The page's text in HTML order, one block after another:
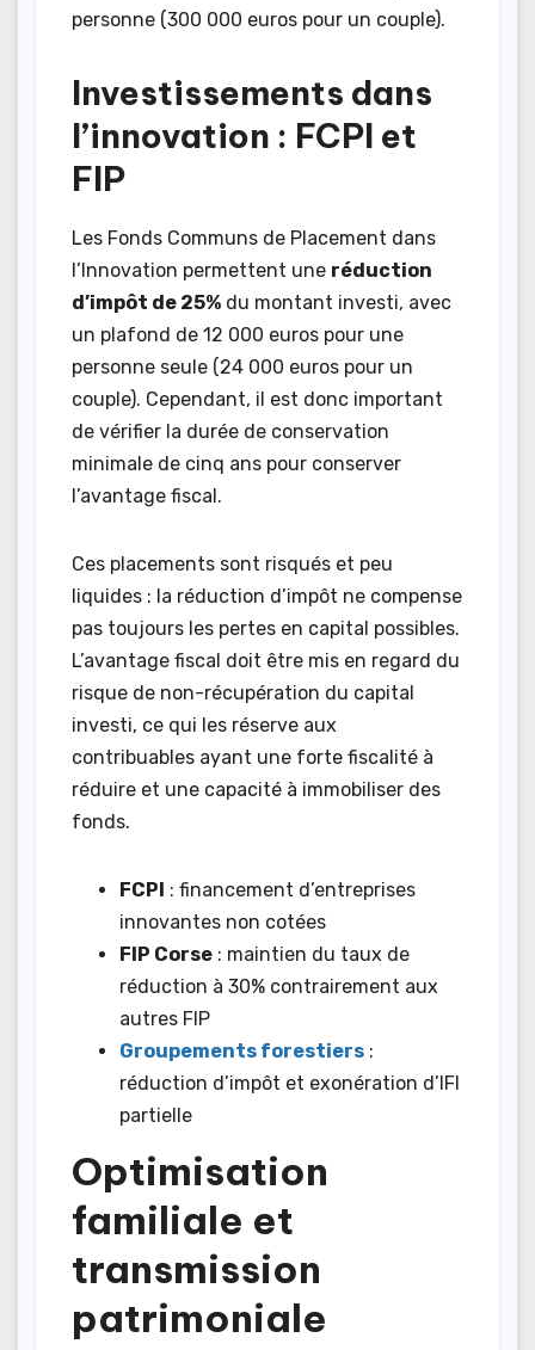
personne (300 000 euros pour un couple).
Investissements dans
l’innovation : FCPI et
FIP
Les Fonds Communs de Placement dans
l’Innovation permettent une réduction
d’impôt de 25% du montant investi, avec
un plafond de 12 000 euros pour une
personne seule (24 000 euros pour un
couple). Cependant, il est donc important
de vérifier la durée de conservation
minimale de cinq ans pour conserver
l’avantage fiscal.
Ces placements sont risqués et peu
liquides : la réduction d’impôt ne compense
pas toujours les pertes en capital possibles.
L’avantage fiscal doit être mis en regard du
risque de non-récupération du capital
investi, ce qui les réserve aux
contribuables ayant une forte fiscalité à
réduire et une capacité à immobiliser des
fonds.
FCPI : financement d’entreprises
innovantes non cotées
FIP Corse : maintien du taux de
réduction à 30% contrairement aux
autres FIP
Groupements forestiers :
réduction d’impôt et exonération d’IFI
partielle
Optimisation
familiale et
transmission
patrimoniale